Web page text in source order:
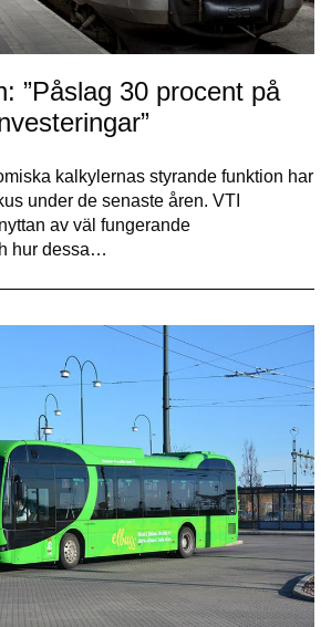
”Påslag 30 procent på
kalkylernas styrande funktion har
under de senaste åren. VTI
av väl fungerande
hur dessa…